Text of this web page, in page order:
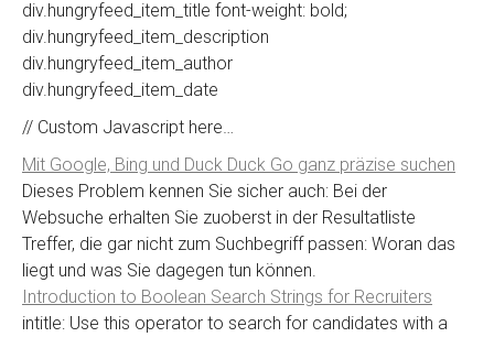
div.hungryfeed_item_title font-weight: bold;
div.hungryfeed_item_description
div.hungryfeed_item_author
div.hungryfeed_item_date
// Custom Javascript here…
Mit Google, Bing und Duck Duck Go ganz präzise suchen
Dieses Problem kennen Sie sicher auch: Bei der
Websuche erhalten Sie zuoberst in der Resultatliste
Treffer, die gar nicht zum Suchbegriff passen: Woran das
liegt und was Sie dagegen tun können.
Introduction to Boolean Search Strings for Recruiters
intitle: Use this operator to search for candidates with a